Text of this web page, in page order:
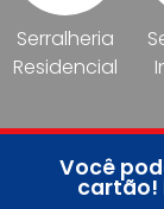
Serralheria
Residencial
Você
cartão!